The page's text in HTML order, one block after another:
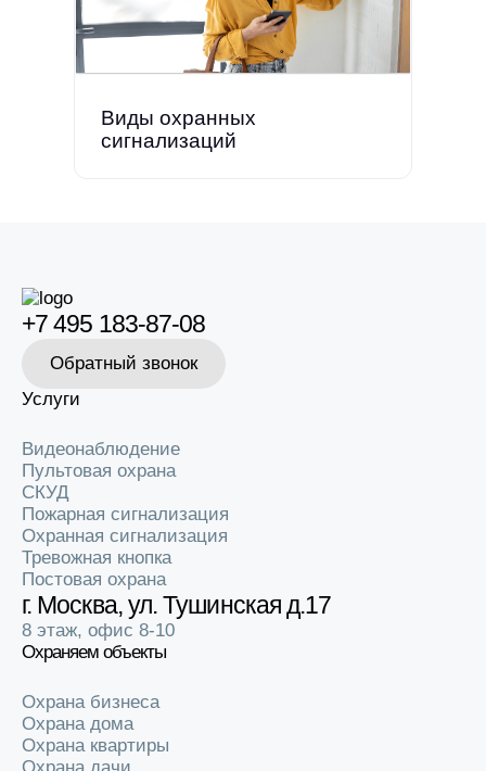
Виды охранных
сигнализаций
+7 495 183-87-08
Обратный звонок
Услуги
Видеонаблюдение
Пультовая охрана
СКУД
Пожарная сигнализация
Охранная сигнализация
Тревожная кнопка
Постовая охрана
г. Москва, ул. Тушинская д.17
8 этаж, офис 8-10
Охраняем объекты
Охрана бизнеса
Охрана дома
Охрана квартиры